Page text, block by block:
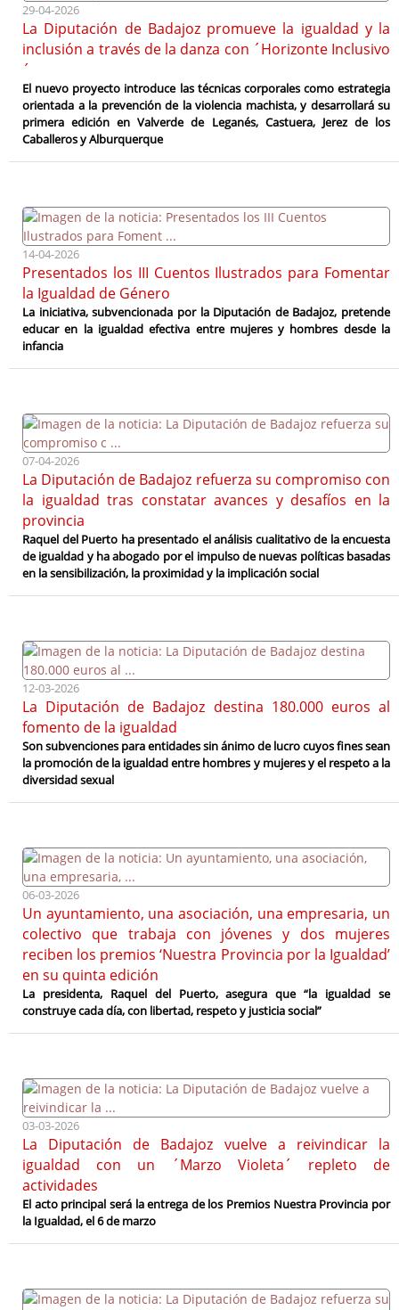
29-04-2026
La Diputación de Badajoz promueve la igualdad y la
inclusión a través de la danza con ´Horizonte Inclusivo
´
El nuevo proyecto introduce las técnicas corporales como estrategia
orientada a la prevención de la violencia machista, y desarrollará su
primera edición en Valverde de Leganés, Castuera, Jerez de los
Caballeros y Alburquerque
14-04-2026
Presentados los III Cuentos Ilustrados para Fomentar
la Igualdad de Género
La iniciativa, subvencionada por la Diputación de Badajoz, pretende
educar en la igualdad efectiva entre mujeres y hombres desde la
infancia
07-04-2026
La Diputación de Badajoz refuerza su compromiso con
la igualdad tras constatar avances y desafíos en la
provincia
Raquel del Puerto ha presentado el análisis cualitativo de la encuesta
de igualdad y ha abogado por el impulso de nuevas políticas basadas
en la sensibilización, la proximidad y la implicación social
12-03-2026
La Diputación de Badajoz destina 180.000 euros al
fomento de la igualdad
Son subvenciones para entidades sin ánimo de lucro cuyos fines sean
la promoción de la igualdad entre hombres y mujeres y el respeto a la
diversidad sexual
06-03-2026
Un ayuntamiento, una asociación, una empresaria, un
colectivo que trabaja con jóvenes y dos mujeres
reciben los premios ‘Nuestra Provincia por la Igualdad’
en su quinta edición
La presidenta, Raquel del Puerto, asegura que “la igualdad se
construye cada día, con libertad, respeto y justicia social”
03-03-2026
La Diputación de Badajoz vuelve a reivindicar la
igualdad con un ´Marzo Violeta´ repleto de
actividades
El acto principal será la entrega de los Premios Nuestra Provincia por
la Igualdad, el 6 de marzo